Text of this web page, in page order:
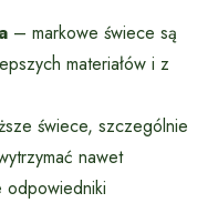
– markowe świece są
materiałów i z
świece, szczególnie
nawet
odpowiedniki